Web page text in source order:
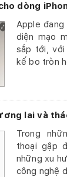
dòng
Apple
diện mạo
sắp tới,
kế bo tròn
lai và
Trong
thoại gập
những xu
công nghệ